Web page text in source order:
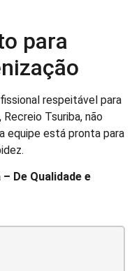
para
respeitável para
Tsuriba, não
equipe está pronta para
De Qualidade e